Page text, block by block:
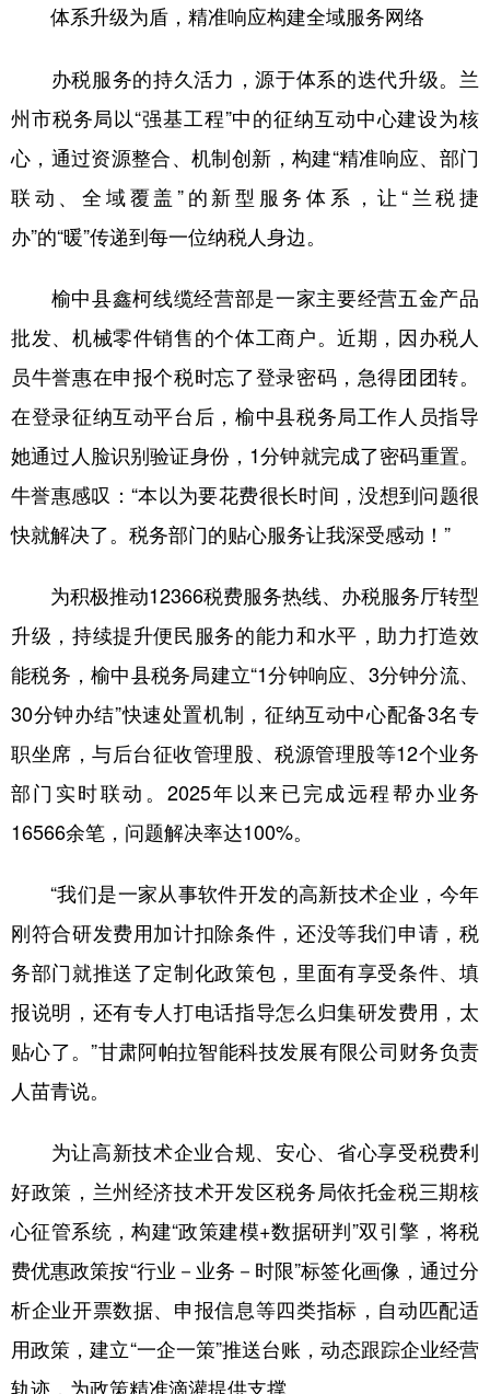
体系升级为盾，精准响应构建全域服务网络​
办税服务的持久活力，源于体系的迭代升级。兰
州市税务局以“强基工程”中的征纳互动中心建设为核
心，通过资源整合、机制创新，构建“精准响应、部门
联动、全域覆盖”的新型服务体系，让“兰税捷
办”的“暖”传递到每一位纳税人身边。​
榆中县鑫柯线缆经营部是一家主要经营五金产品
批发、机械零件销售的个体工商户。近期，因办税人
员牛誉惠在申报个税时忘了登录密码，急得团团转。
在登录征纳互动平台后，榆中县税务局工作人员指导
她通过人脸识别验证身份，1分钟就完成了密码重置。
牛誉惠感叹：“本以为要花费很长时间，没想到问题很
快就解决了。税务部门的贴心服务让我深受感动！”
为积极推动12366税费服务热线、办税服务厅转型
升级，持续提升便民服务的能力和水平，助力打造效
能税务，榆中县税务局建立“1分钟响应、3分钟分流、
30分钟办结”快速处置机制，征纳互动中心配备3名专
职坐席，与后台征收管理股、税源管理股等12个业务
部门实时联动。2025年以来已完成远程帮办业务
16566余笔，问题解决率达100%。
“我们是一家从事软件开发的高新技术企业，今年
刚符合研发费用加计扣除条件，还没等我们申请，税
务部门就推送了定制化政策包，里面有享受条件、填
报说明，还有专人打电话指导怎么归集研发费用，太
贴心了。”甘肃阿帕拉智能科技发展有限公司财务负责
人苗青说。
为让高新技术企业合规、安心、省心享受税费利
好政策，兰州经济技术开发区税务局依托金税三期核
心征管系统，构建“政策建模+数据研判”双引擎，将税
费优惠政策按“行业－业务－时限”标签化画像，通过分
析企业开票数据、申报信息等四类指标，自动匹配适
用政策，建立“一企一策”推送台账，动态跟踪企业经营
轨迹，为政策精准滴灌提供支撑。